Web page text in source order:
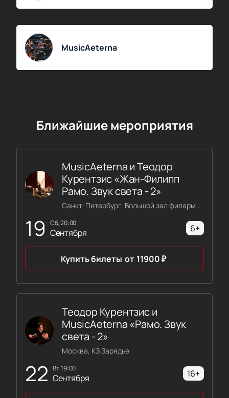
MusicAeterna
Ближайшие мероприятия
19 сб, 20:00
Сентября
MusicAeterna и Теодор
Курентзис «Жан-Филипп
Рамо. Звук света - 2»
Санкт-Петербург, Большой зал филармонии имени Шостаковича
6+
Купить билеты от 11900₽
22 вт, 19:00
Сентября
Теодор Курентзис и
MusicAeterna «Рамо. Звук
света - 2»
Москва, КЗ Зарядье
16+